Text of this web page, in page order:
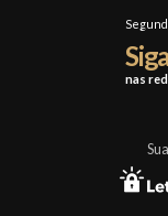
Formas de
nas